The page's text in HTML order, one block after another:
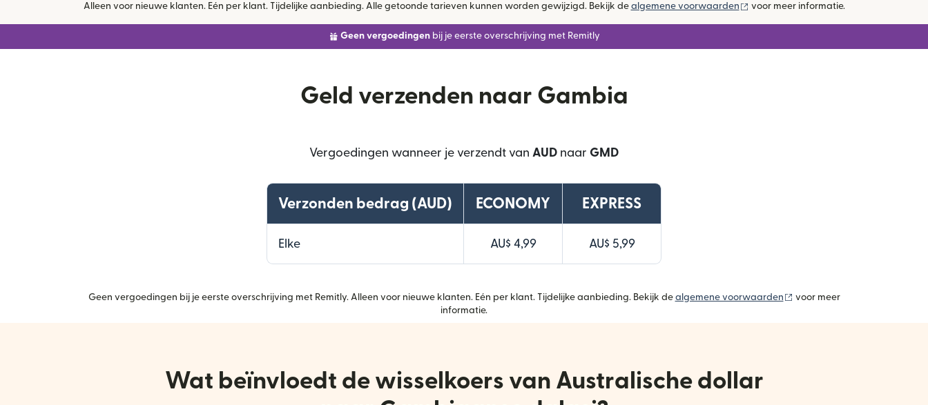
Alleen voor nieuwe klanten. Eén per klant. Tijdelijke aanbieding. Alle getoonde tarieven kunnen worden gewijzigd. Bekijk de algemene voorwaarden (wordt geopend in een nieuw venster)
voor meer informatie.
Geen vergoedingenbij je eerste overschrijving met Remitly
Geld verzenden naar Gambia
Vergoedingen wanneer je verzendt van AUD naar GMD
Verzonden bedrag (AUD) ECONOMY EXPRESS
Elke AU$ 4,99 AU$ 5,99
Geen vergoedingen bij je eerste overschrijving met Remitly. Alleen voor nieuwe klanten. Eén per klant. Tijdelijke aanbieding. Bekijk de algemene voorwaarden (wordt geopend in een nieuw
voor meer
informatie.
Wat beïnvloedt de wisselkoers van Australische dollar